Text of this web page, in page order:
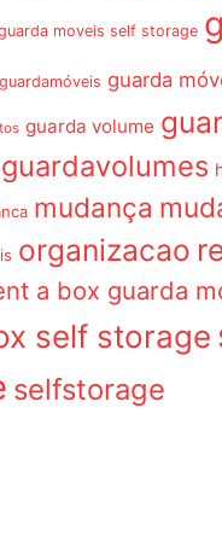
moveis self storage
guardamóveis guarda
guarda volume
guardavolumes
mudança
organizacao
a box guarda
self storage
selfstorage